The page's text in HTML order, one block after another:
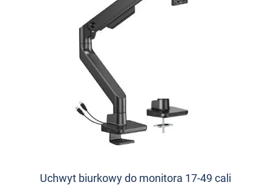
Uchwyt biurkowy do monitora 17-49 cali